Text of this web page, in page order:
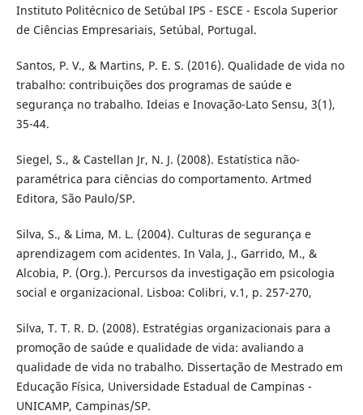
Instituto Politécnico de Setúbal IPS - ESCE - Escola Superior
de Ciências Empresariais, Setúbal, Portugal.
Santos, P. V., & Martins, P. E. S. (2016). Qualidade de vida no
trabalho: contribuições dos programas de saúde e
segurança no trabalho. Ideias e Inovação-Lato Sensu, 3(1),
35-44.
Siegel, S., & Castellan Jr, N. J. (2008). Estatística não-
paramétrica para ciências do comportamento. Artmed
Editora, São Paulo/SP.
Silva, S., & Lima, M. L. (2004). Culturas de segurança e
aprendizagem com acidentes. In Vala, J., Garrido, M., &
Alcobia, P. (Org.). Percursos da investigação em psicologia
social e organizacional. Lisboa: Colibri, v.1, p. 257-270,
Silva, T. T. R. D. (2008). Estratégias organizacionais para a
promoção de saúde e qualidade de vida: avaliando a
qualidade de vida no trabalho. Dissertação de Mestrado em
Educação Física, Universidade Estadual de Campinas -
UNICAMP, Campinas/SP.